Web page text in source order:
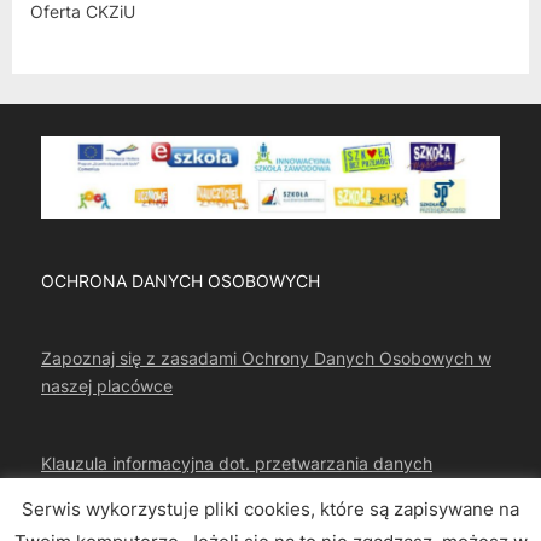
Oferta CKZiU
OCHRONA DANYCH OSOBOWYCH
Zapoznaj się z zasadami Ochrony Danych Osobowych w
naszej placówce
Klauzula informacyjna dot. przetwarzania danych
Serwis wykorzystuje pliki cookies, które są zapisywane na